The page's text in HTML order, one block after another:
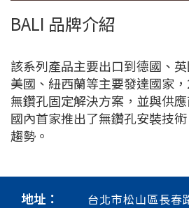
BALI 品牌介紹
該系列產品主要出口到德國、
美國、紐西蘭等主要發達國家
無鑽孔固定解決方案，並與供
國內首家推出了無鑽孔安裝技
趨勢。
地址： 台北市松山區長春